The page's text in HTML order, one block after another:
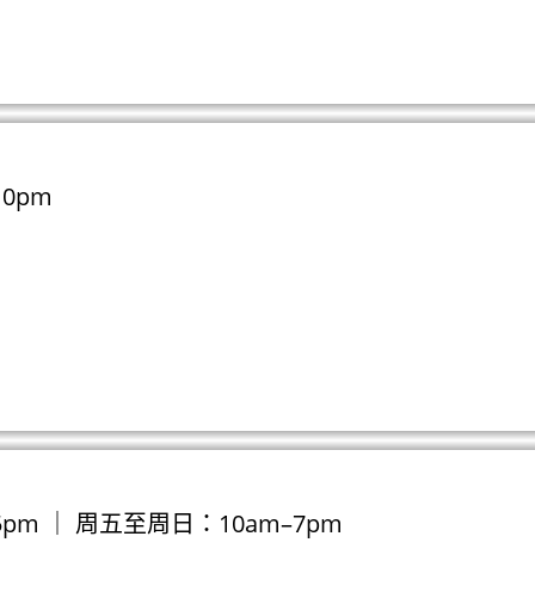
｜ 周五至周日：10am–7pm